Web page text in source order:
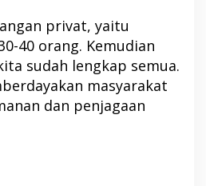
privat, yaitu
40 orang. Kemudian
sudah lengkap semua.
masyarakat
dan penjagaan